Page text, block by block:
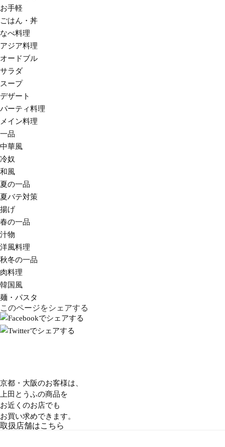
お手軽
ごはん・丼
なべ料理
アジア料理
オードブル
サラダ
スープ
デザート
パーティ料理
メイン料理
一品
中華風
冷奴
和風
夏の一品
夏バテ対策
揚げ
春の一品
汁物
洋風料理
秋冬の一品
肉料理
韓国風
麺・パスタ
このページをシェアする
京都・大阪のお客様は、
上田とうふの商品を
お近くのお店でも
お買い求めできます。
取扱店舗はこちら